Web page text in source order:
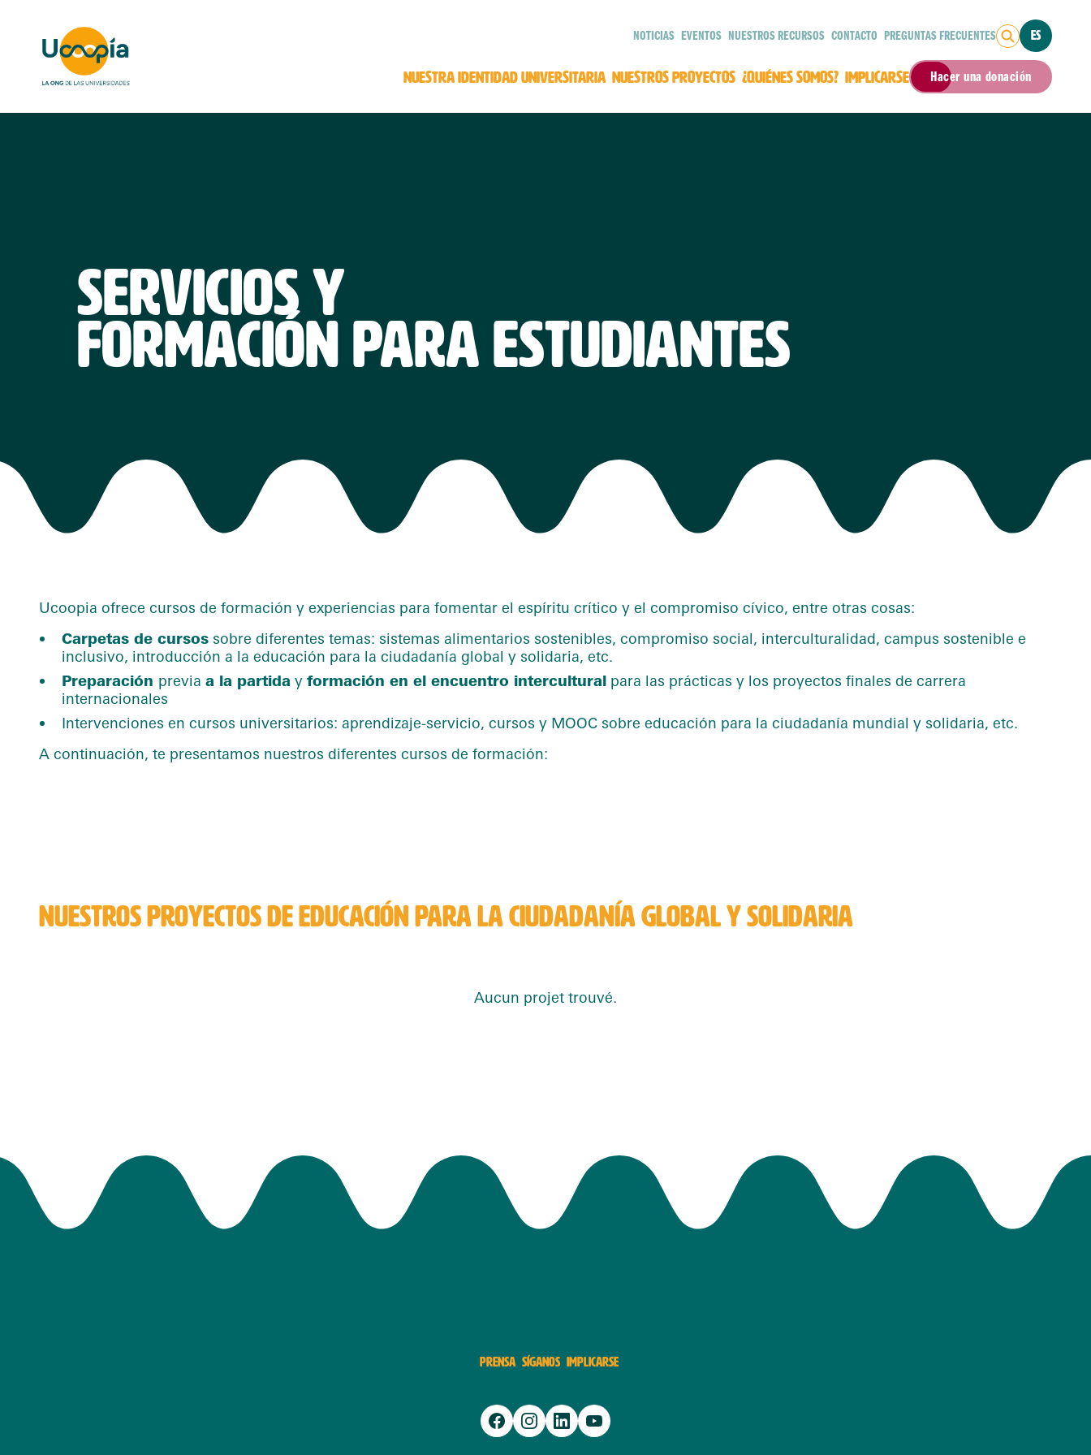
NOTICIAS EVENTOS NUESTROS RECURSOS CONTACTO PREGUNTAS FRECUENTES ES
NUESTRA IDENTIDAD UNIVERSITARIA NUESTROS PROYECTOS ¿QUIÉNES SOMOS? IMPLICARSE Hacer una donación
SERVICIOS Y
FORMACIÓN PARA ESTUDIANTES
Ucoopia ofrece cursos de formación y experiencias para fomentar el espíritu crítico y el compromiso cívico, entre otras cosas:
Carpetas de cursos sobre diferentes temas: sistemas alimentarios sostenibles, compromiso social, interculturalidad, campus sostenible e
inclusivo, introducción a la educación para la ciudadanía global y solidaria, etc.
Preparación previa a la partida y formación en el encuentro intercultural para las prácticas y los proyectos finales de carrera
internacionales
Intervenciones en cursos universitarios: aprendizaje-servicio, cursos y MOOC sobre educación para la ciudadanía mundial y solidaria, etc.
A continuación, te presentamos nuestros diferentes cursos de formación:
NUESTROS PROYECTOS DE EDUCACIÓN PARA LA CIUDADANÍA GLOBAL Y SOLIDARIA
Aucun projet trouvé.
PRENSA SÍGANOS IMPLICARSE